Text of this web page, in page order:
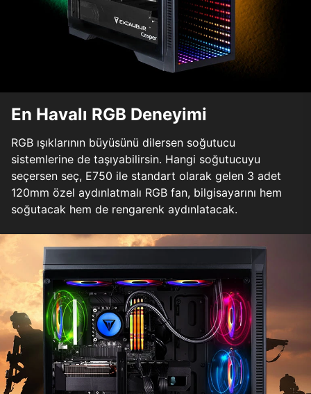
En Havalı RGB Deneyimi
RGB ışıklarının büyüsünü dilersen soğutucu
sistemlerine de taşıyabilirsin. Hangi soğutucuyu
seçersen seç, E750 ile standart olarak gelen 3 adet
120mm özel aydınlatmalı RGB fan, bilgisayarını hem
soğutacak hem de rengarenk aydınlatacak.